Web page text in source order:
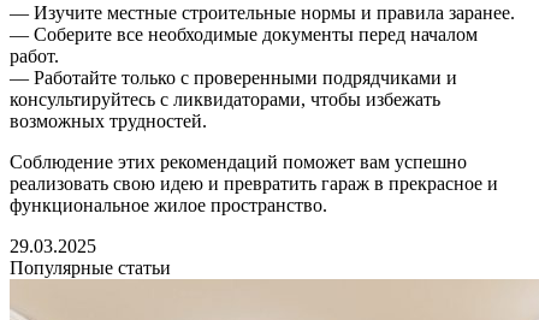
— Изучите местные строительные нормы и правила заранее.
— Соберите все необходимые документы перед началом
работ.
— Работайте только с проверенными подрядчиками и
консультируйтесь с ликвидаторами, чтобы избежать
возможных трудностей.
Соблюдение этих рекомендаций поможет вам успешно
реализовать свою идею и превратить гараж в прекрасное и
функциональное жилое пространство.
29.03.2025
Популярные статьи